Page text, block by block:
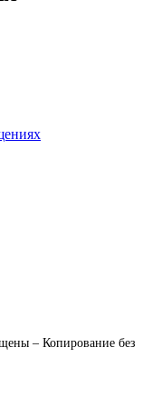
– Копирование без